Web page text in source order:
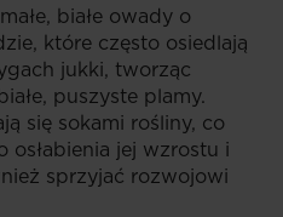
białe owady o
które często osiedlają
jukki, tworząc
puszyste plamy.
się sokami rośliny, co
jej wzrostu i
sprzyjać rozwojowi